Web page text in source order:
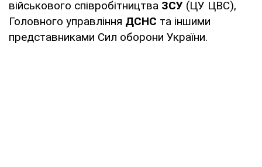
військового співробітництва ЗСУ (ЦУ ЦВС),
Головного управління ДСНС та іншими
представниками Сил оборони України.